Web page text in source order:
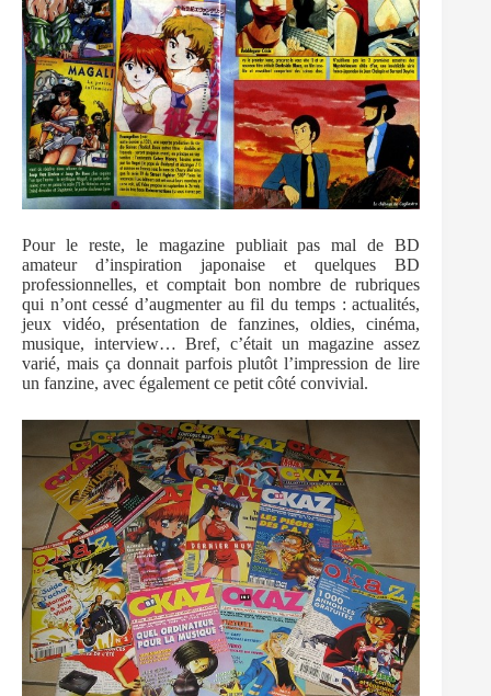
Pour le reste, le magazine publiait pas mal de BD
amateur d’inspiration japonaise et quelques BD
professionnelles, et comptait bon nombre de rubriques
qui n’ont cessé d’augmenter au fil du temps : actualités,
jeux vidéo, présentation de fanzines, oldies, cinéma,
musique, interview… Bref, c’était un magazine assez
varié, mais ça donnait parfois plutôt l’impression de lire
un fanzine, avec également ce petit côté convivial.